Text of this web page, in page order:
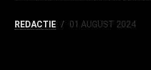
REDACTIE 01 AUGUST 2024